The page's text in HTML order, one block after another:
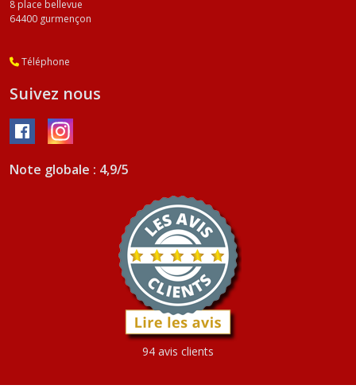
8 place bellevue
64400 gurmençon
Téléphone
Suivez nous
Note globale : 4,9/5
94 avis clients